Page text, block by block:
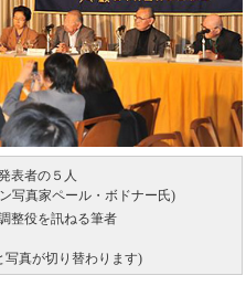
表者の５人
写真家ペール・ボドナー氏)
整役を訊ねる筆者
写真が切り替わります)